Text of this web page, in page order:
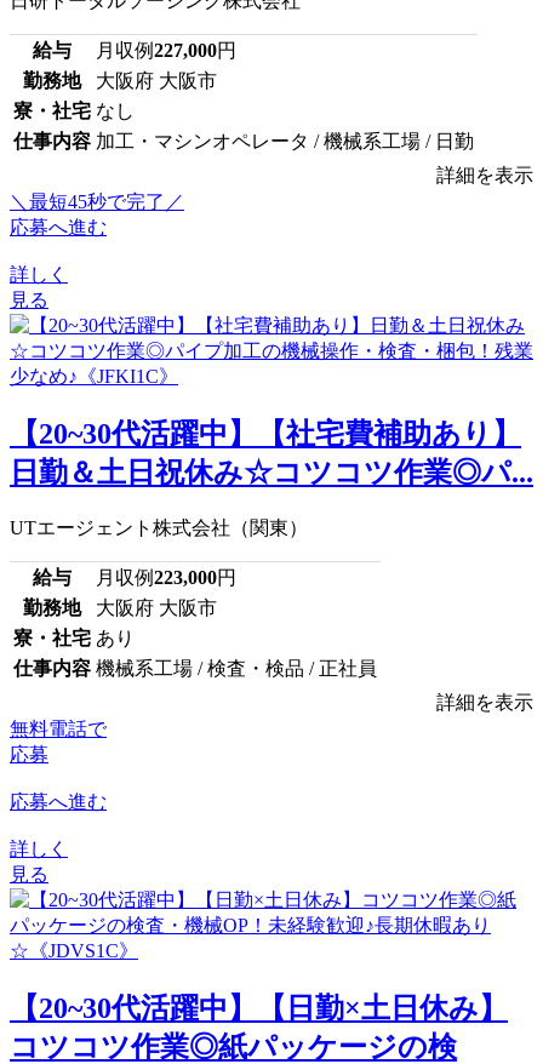
給与 月収例227,000円
勤務地
大阪府 大阪市
寮・社宅 なし
仕事内容 加工・マシンオペレータ / 機械系工場 / 日勤
詳細を表示
＼最短45秒で完了／
応募へ進む
詳しく
見る
【20~30代活躍中】【社宅費補助あり】
日勤＆土日祝休み☆コツコツ作業◎パ...
UTエージェント株式会社（関東）
給与 月収例223,000円
勤務地
大阪府 大阪市
寮・社宅 あり
仕事内容 機械系工場 / 検査・検品 / 正社員
詳細を表示
無料電話で
応募
応募へ進む
詳しく
見る
【20~30代活躍中】【日勤×土日休み】
コツコツ作業◎紙パッケージの検